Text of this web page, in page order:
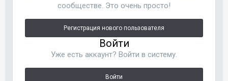
сообществе. Это очень просто!
Регистрация нового пользователя
Войти
Уже есть аккаунт? Войти в систему.
Войти